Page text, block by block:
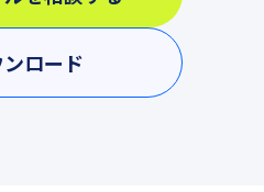
ロード